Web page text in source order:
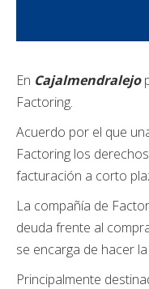
En Cajalmendralejo
Factoring.
Acuerdo por el que
Factoring los
facturación a corto
La compañía de
deuda frente al
se encarga de hacer
Principalmente